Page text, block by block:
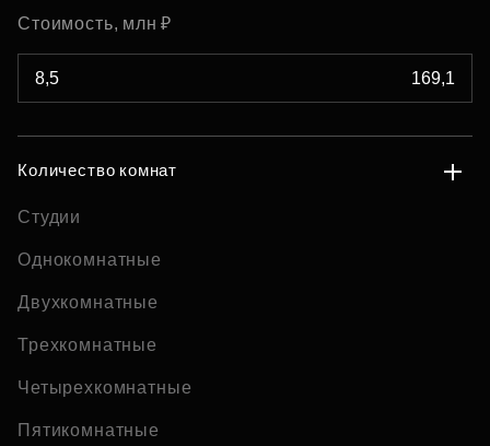
Стоимость, млн ₽
Количество комнат
Студии
Однокомнатные
Двухкомнатные
Трехкомнатные
Четырехкомнатные
Пятикомнатные